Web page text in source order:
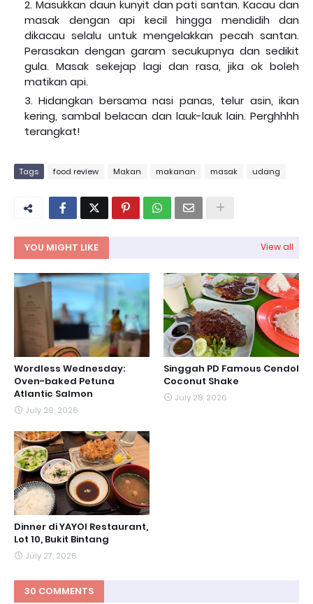
Masukkan daun kunyit dan pati santan. Kacau dan
masak dengan api kecil hingga mendidih dan
dikacau selalu untuk mengelakkan pecah santan.
Perasakan dengan garam secukupnya dan sedikit
gula. Masak sekejap lagi dan rasa, jika ok boleh
matikan api.
Hidangkan bersama nasi panas, telur asin, ikan
kering, sambal belacan dan lauk-lauk lain. Perghhhh
terangkat!
Tags food review Makan makanan masak udang
YOU MIGHT LIKE View all
Wordless Wednesday:
Oven-baked Petuna
Atlantic Salmon
July 29, 2026
Singgah PD Famous Cendol
Coconut Shake
July 28, 2026
Dinner di YAYOI Restaurant,
Lot 10, Bukit Bintang
July 27, 2026
30 COMMENTS